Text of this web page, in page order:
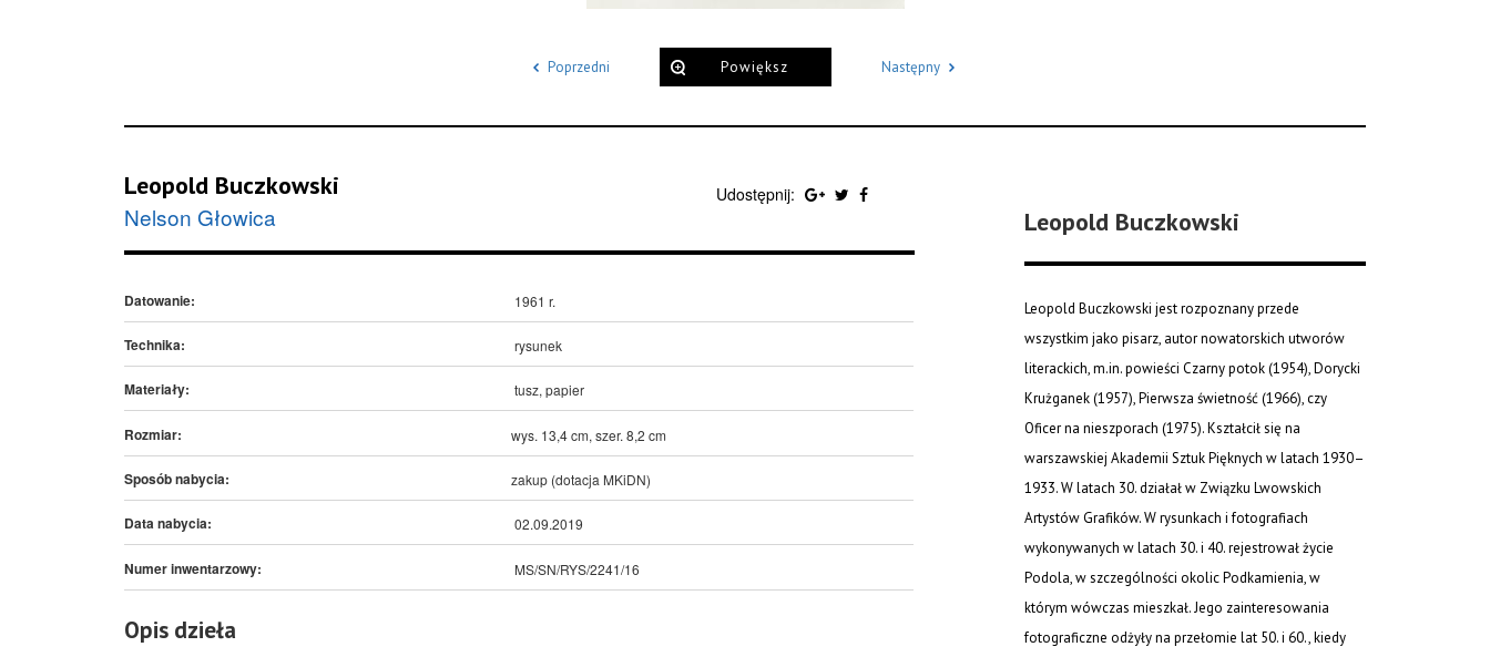
Poprzedni Powiększ Następny
Leopold Buczkowski
Nelson Głowica
Udostępnij:
Datowanie: 1961 r.
Technika: rysunek
Materiały: tusz, papier
Rozmiar: wys. 13,4 cm, szer. 8,2 cm
Sposób nabycia: zakup (dotacja MKiDN)
Data nabycia: 02.09.2019
Numer inwentarzowy: MS/SN/RYS/2241/16
Opis dzieła
Leopold Buczkowski
Leopold Buczkowski jest rozpoznany przede
wszystkim jako pisarz, autor nowatorskich utworów
literackich, m.in. powieści Czarny potok (1954), Dorycki
Krużganek (1957), Pierwsza świetność (1966), czy
Oficer na nieszporach (1975). Kształcił się na
warszawskiej Akademii Sztuk Pięknych w latach 1930–
1933. W latach 30. działał w Związku Lwowskich
Artystów Grafików. W rysunkach i fotografiach
wykonywanych w latach 30. i 40. rejestrował życie
Podola, w szczególności okolic Podkamienia, w
którym wówczas mieszkał. Jego zainteresowania
fotograficzne odżyły na przełomie lat 50. i 60., kiedy